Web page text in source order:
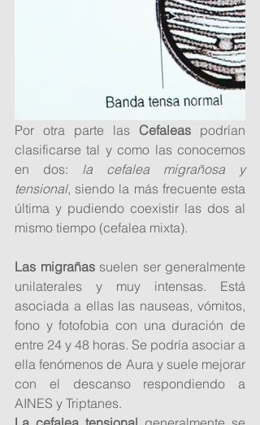
Por otra parte las Cefaleas podrían
clasificarse tal y como las conocemos
en dos: la cefalea migrañosa y
tensional, siendo la más frecuente esta
última y pudiendo coexistir las dos al
mismo tiempo (cefalea mixta).
Las migrañas suelen ser generalmente
unilaterales y muy intensas. Está
asociada a ellas las nauseas, vómitos,
fono y fotofobia con una duración de
entre 24 y 48 horas. Se podría asociar a
ella fenómenos de Aura y suele mejorar
con el descanso respondiendo a
AINES y Triptanes.